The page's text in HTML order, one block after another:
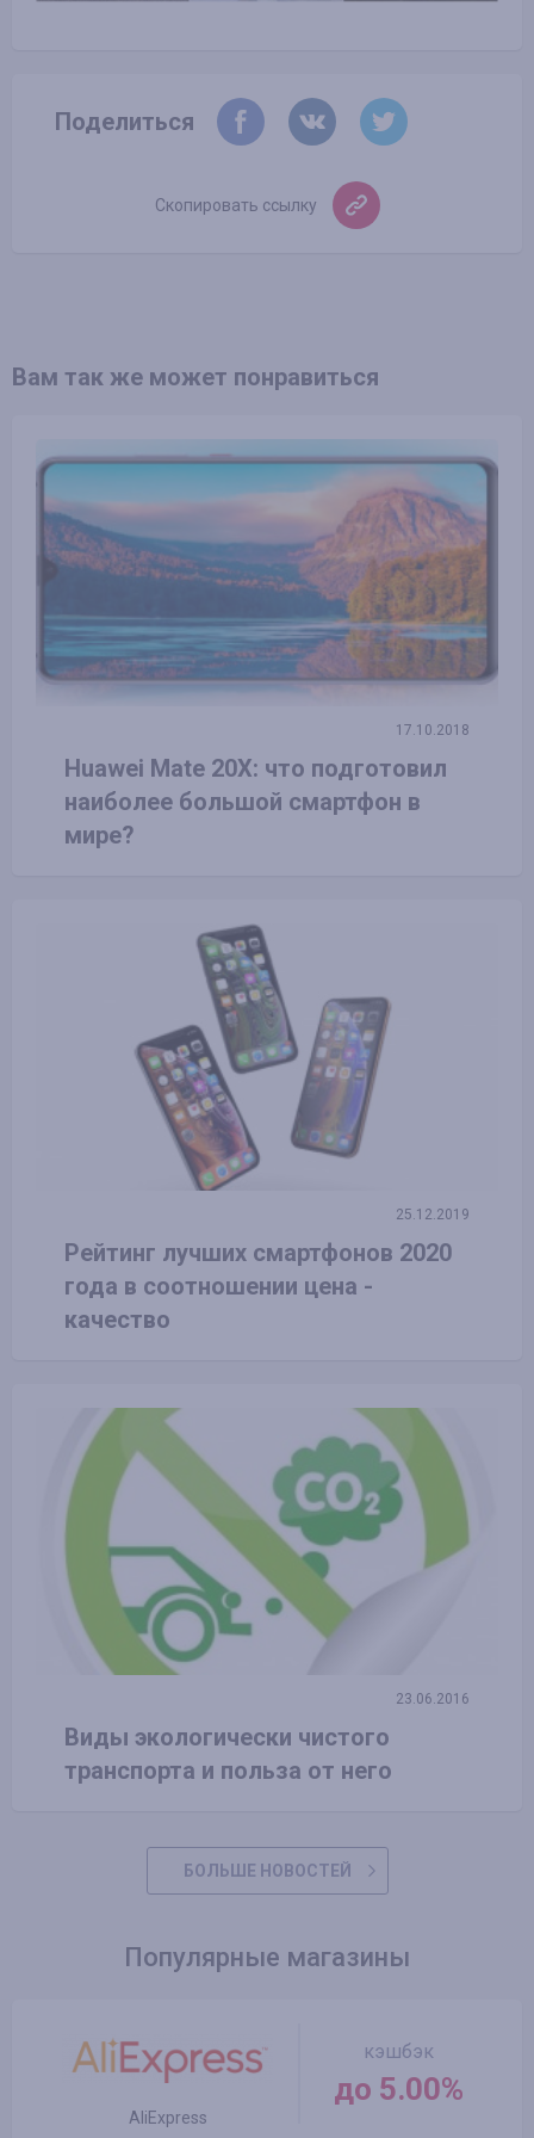
Поделиться
Скопировать ссылку
Вам так же может понравиться
17.10.2018
Huawei Mate 20X: что подготовил
наиболее большой смартфон в
мире?
25.12.2019
Рейтинг лучших смартфонов 2020
года в соотношении цена -
качество
23.06.2016
Виды экологически чистого
транспорта и польза от него
БОЛЬШЕ НОВОСТЕЙ
Популярные магазины
AliExpress
кэшбэк
до 5.00%